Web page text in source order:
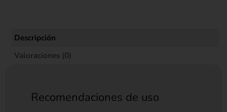
Descripción
Valoraciones (0)
Recomendaciones de uso